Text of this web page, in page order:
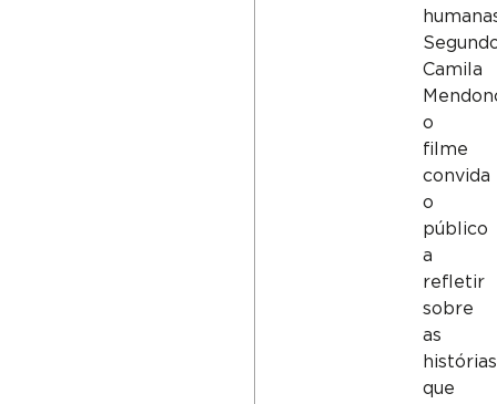
Camila
o
filme
convida
o
público
a
refletir
sobre
as
histórias
que